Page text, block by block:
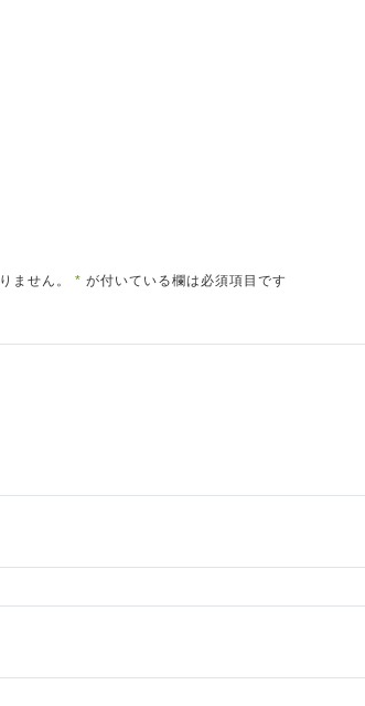
ません。 * が付いている欄は必須項目です